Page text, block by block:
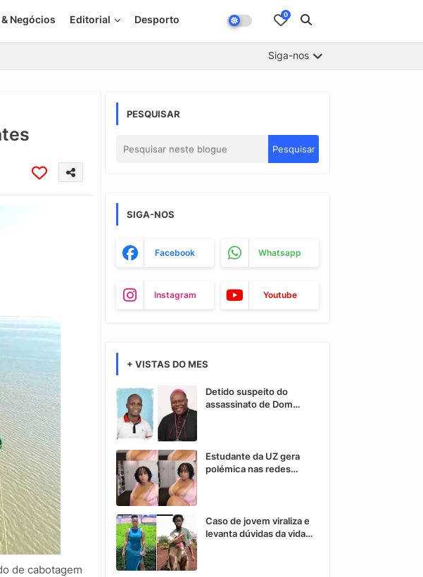
Negócios Editorial Desporto 0
Siga-nos
de cabotagem
PESQUISAR
SIGA-NOS
Facebook Whatsapp
Instagram Youtube
+ VISTAS DO MES
Detido suspeito do
assassinato de Dom
Estudante da UZ gera
polémica nas redes
Caso de jovem viraliza e
levanta dúvidas da vida